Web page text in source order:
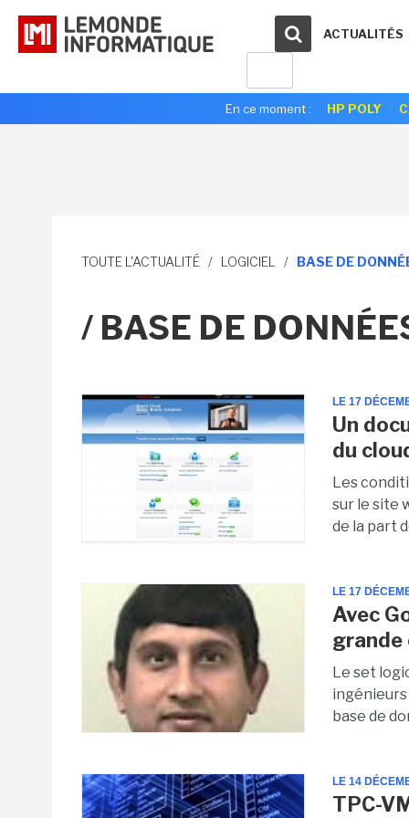
ACTUALITÉS
En ce moment : HP POLY
TOUTE L'ACTUALITÉ / LOGICIEL / BASE DE
/ BASE DE
LE 17
Un
du
Les
sur le site
de la part
LE 17
Avec
grande
Le set
base de
LE 14
TPC-